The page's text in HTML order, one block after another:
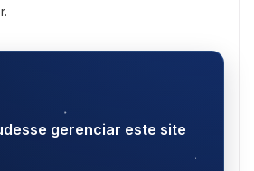
gerenciar este site